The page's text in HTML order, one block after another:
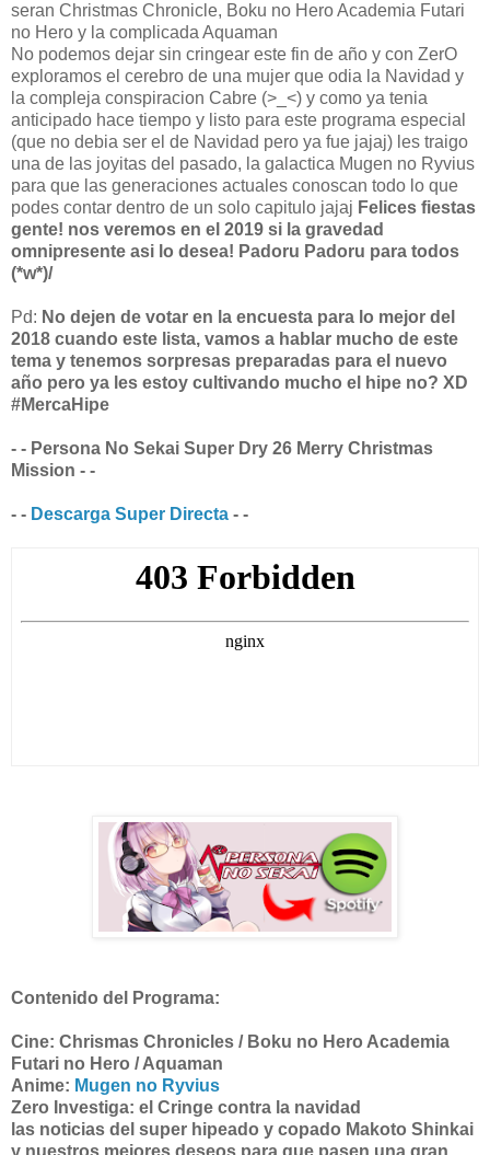
seran Christmas Chronicle, Boku no Hero Academia Futari
no Hero y la complicada Aquaman
No podemos dejar sin cringear este fin de año y con ZerO
exploramos el cerebro de una mujer que odia la Navidad y
la compleja conspiracion Cabre (>_<) y como ya tenia
anticipado hace tiempo y listo para este programa especial
(que no debia ser el de Navidad pero ya fue jajaj) les traigo
una de las joyitas del pasado, la galactica Mugen no Ryvius
para que las generaciones actuales conoscan todo lo que
podes contar dentro de un solo capitulo jajaj Felices fiestas
gente! nos veremos en el 2019 si la gravedad
omnipresente asi lo desea! Padoru Padoru para todos
(*w*)/
Pd: No dejen de votar en la encuesta para lo mejor del
2018 cuando este lista, vamos a hablar mucho de este
tema y tenemos sorpresas preparadas para el nuevo
año pero ya les estoy cultivando mucho el hipe no? XD
#MercaHipe
- - Persona No Sekai Super Dry 26 Merry Christmas
Mission - -
- - Descarga Super Directa - -
Contenido del Programa:
Cine: Chrismas Chronicles / Boku no Hero Academia
Futari no Hero / Aquaman
Anime: Mugen no Ryvius
Zero Investiga: el Cringe contra la navidad
las noticias del super hipeado y copado Makoto Shinkai